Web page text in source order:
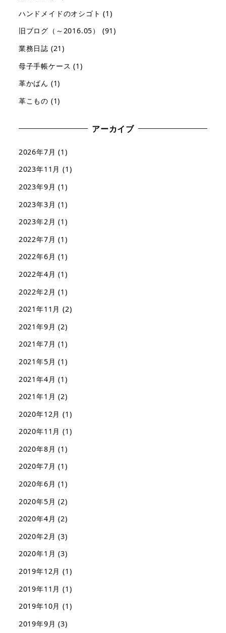
ハンドメイドのオシゴト (1)
旧ブログ（～2016.05）
(91)
業務日誌 (21)
母子手帳ケース (1)
革かばん (1)
革こもの (1)
アーカイブ
2026年7月 (1)
2023年11月 (1)
2023年9月 (1)
2023年3月 (1)
2023年2月 (1)
2022年7月 (1)
2022年6月 (1)
2022年4月 (1)
2022年2月 (1)
2021年11月 (2)
2021年9月 (2)
2021年7月 (1)
2021年5月 (1)
2021年4月 (1)
2021年1月 (2)
2020年12月 (1)
2020年11月 (1)
2020年8月 (1)
2020年7月 (1)
2020年6月 (1)
2020年5月 (2)
2020年4月 (2)
2020年2月 (3)
2020年1月 (3)
2019年12月 (1)
2019年11月 (1)
2019年10月 (1)
2019年9月 (3)